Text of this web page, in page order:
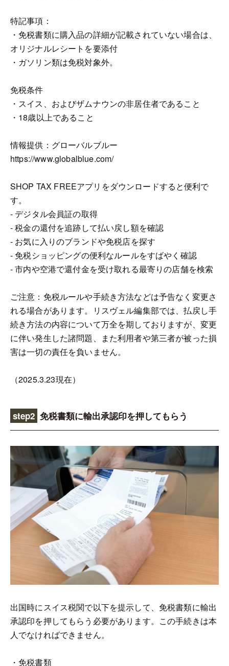
特記事項：
・免税書類に購入品の詳細が記載されていない場合は、
オリジナルレシートを要添付
・ガソリン類は免税対象外。
免税条件
・スイス、およびザムナウンの非居住者であること
・18歳以上であること
情報提供：グローバルブルー
https://www.globalblue.com/
SHOP TAX FREEアプリをダウンロードすると便利で
す。
- デジタル会員証の取得
- 税金の還付を追跡して払い戻し額を確認
- お気に入りのブランドや免税店を探す
- 免税ショッピングの便利なルールをすばやく確認
- 市内や空港で還付金を受け取れる最寄りの店舗を検索
ご注意：免税ルールや手続き方法などは予告なく変更さ
れる場合があります。リスヴェル編集部では、払戻し手
続き方法の内容について万全を期しておりますが、変更
に伴い発生した諸問題、また利用者や第三者が被った損
害は一切の責任を負いません。
（2025.3.23現在）
step2 免税書類に輸出承認印を押してもらう
出国時にスイス税関で以下を提示して、免税書類に輸出
承認印を押してもらう必要があります。この手続きは本
人でなければできません。
・免税書類